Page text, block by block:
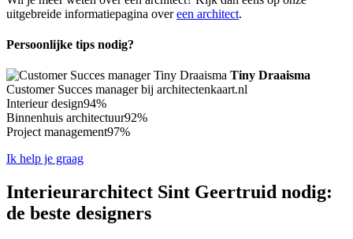
uitgebreide informatiepagina overeen architect.
Persoonlijke tips nodig?
Tiny Draaisma
Customer Succes manager bij architectenkaart.nl
Interieur design94%
Binnenhuis architectuur92%
Project management97%
Ik help je graag
Interieurarchitect Sint Geertruid nodig:
de beste designers